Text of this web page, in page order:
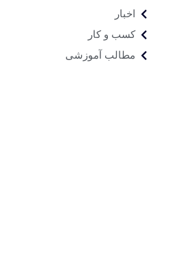
اخبار
کسب و کار
مطالب آموزشی